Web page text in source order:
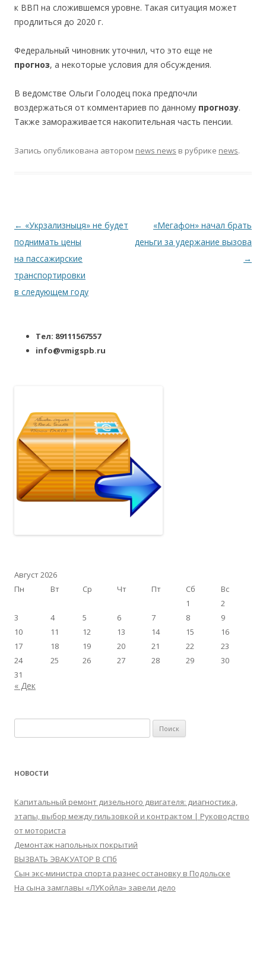
к ВВП на сложившемся уровне. Такая ситуация может
продлиться до 2020 г.
Федеральный чиновник уточнил, что это еще не
прогноз, а некоторые условия для обсуждения.
В ведомстве Ольги Голодец пока предпочли
воздержаться от комментариев по данному прогнозу.
Также замораживается накопительная часть пенсии.
Запись опубликована автором news news в рубрике news.
Навигация по записям
← «Укрзализныця» не будет
поднимать цены
на пассажирские
транспортировки
в следующем году
«Мегафон» начал брать
деньги за удержание вызова
→
Тел: 89111567557
info@vmigspb.ru
Август 2026
Пн
Вт Ср Чт Пт Сб
Вс
1
2
3
4 5 6 7 8
9
10
11 12 13 14 15
16
17
18 19 20 21 22
23
24
25 26 27 28 29
30
31
« Дек
НОВОСТИ
Капитальный ремонт дизельного двигателя: диагностика,
этапы, выбор между гильзовкой и контрактом | Руководство
от моториста
Демонтаж напольных покрытий
ВЫЗВАТЬ ЭВАКУАТОР В СПб
Сын экс-министра спорта разнес остановку в Подольске
На сына замглавы «ЛУКойла» завели дело